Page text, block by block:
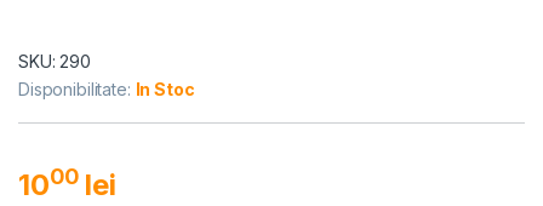
SKU: 290
Disponibilitate: In Stoc
1000 lei